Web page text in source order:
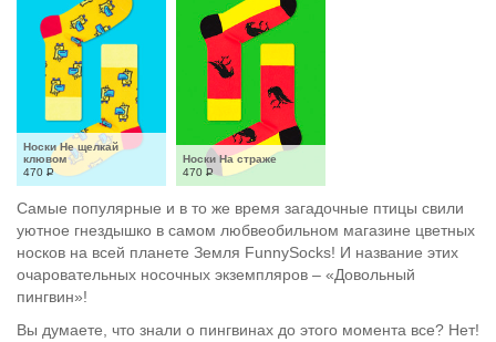
Носки Не щелкай
клювом
470 Р
Носки На страже
470 Р
Самые популярные и в то же время загадочные птицы свили
уютное гнездышко в самом любвеобильном магазине цветных
носков на всей планете Земля FunnySocks! И название этих
очаровательных носочных экземпляров – «Довольный
пингвин»!
Вы думаете, что знали о пингвинах до этого момента все? Нет!